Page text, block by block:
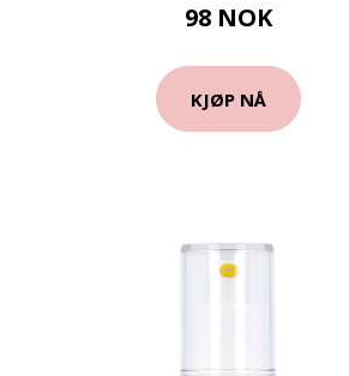
98 NOK
KJØP NÅ